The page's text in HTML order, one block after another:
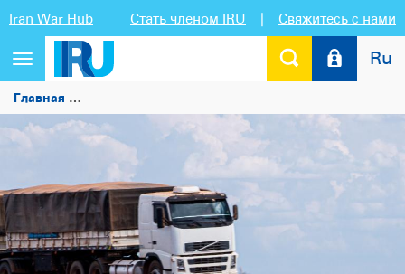
Iran War Hub Стать членом IRU | Свяжитесь с нами
Переключить
навигацию
Ru
Главная